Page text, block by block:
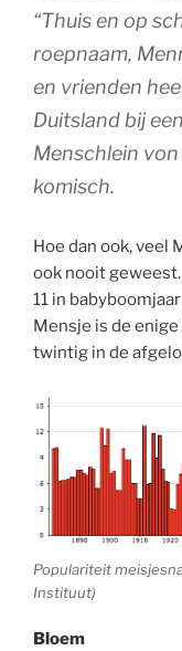
“Thuis en op
roepnaam,
en vrienden
Duitsland bij
Menschlein
komisch.
Hoe dan ook, veel
ook nooit geweest.
11 in
Mensje is de
twintig in de
Populariteit
Instituut)
Bloem